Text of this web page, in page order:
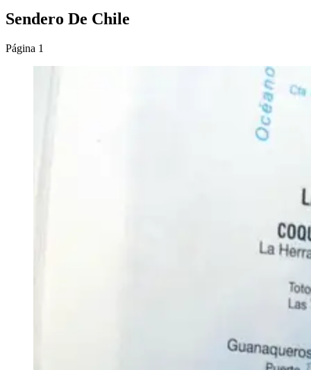
Sendero De Chile
Página 1